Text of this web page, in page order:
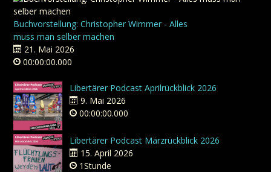
Buchvorstellung: Christopher Wimmer - Alles
muss man selber machen
21. Mai 2026
00:00:00.000
Libertärer Podcast Aprilrückblick 2026
9. Mai 2026
00:00:00.000
Libertärer Podcast Märzrückblick 2026
15. April 2026
1Stunde